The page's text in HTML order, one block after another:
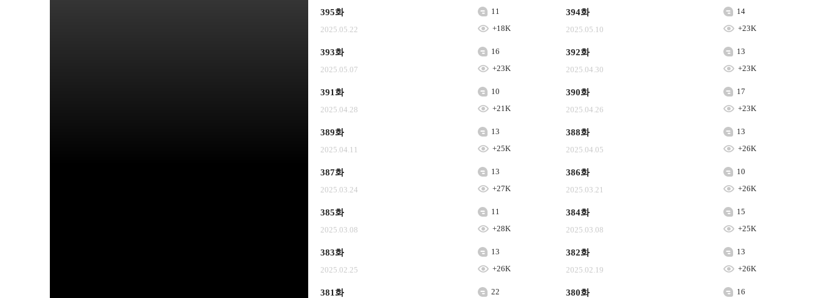
395화
2025.05.22
11
+18K
394화
2025.05.10
14
+23K
393화
2025.05.07
16
+23K
392화
2025.04.30
13
+23K
391화
2025.04.28
10
+21K
390화
2025.04.26
17
+23K
389화
2025.04.11
13
+25K
388화
2025.04.05
13
+26K
387화
2025.03.24
13
+27K
386화
2025.03.21
10
+26K
385화
2025.03.08
11
+28K
384화
2025.03.08
15
+25K
383화
2025.02.25
13
+26K
382화
2025.02.19
13
+26K
381화
22
380화
16